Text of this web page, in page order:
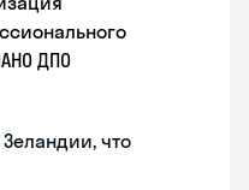
ДПО
что